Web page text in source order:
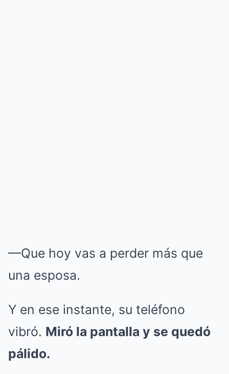
—Que hoy vas a perder más que
una esposa.
Y en ese instante, su teléfono
vibró. Miró la pantalla y se quedó
pálido.